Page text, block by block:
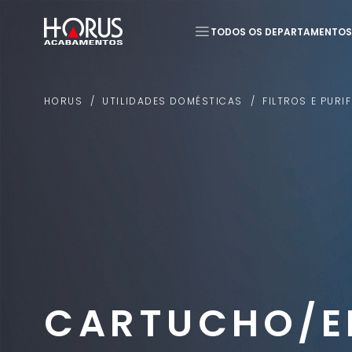
TODOS OS DEPARTAMENTOS
HORUS UTILIDADES DOMÉSTICAS FILTROS E
CARTUCHO/